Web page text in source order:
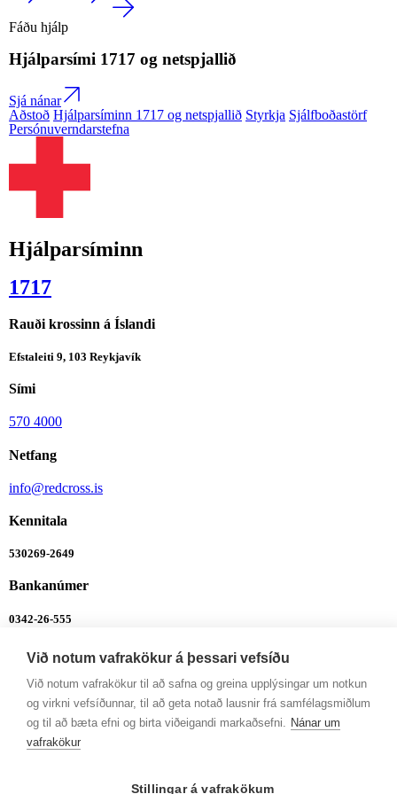
Fáðu hjálp
Hjálparsími 1717 og netspjallið
Sjá nánar
Aðstoð Hjálparsíminn 1717 og netspjallið Styrkja Sjálfboðastörf
Persónuverndarstefna
Hjálparsíminn
1717
Rauði krossinn á Íslandi
Efstaleiti 9, 103 Reykjavík
Sími
570 4000
Netfang
info@redcross.is
Kennitala
530269-2649
Bankanúmer
0342-26-555
Ábendingalína
Ábendingalína
Opnunartímar
Mán-Fim: 9-12 og 13-16
Við notum vafrakökur á þessari vefsíðu
Við notum vafrakökur til að safna og greina upplýsingar um notkun
og virkni vefsíðunnar, til að geta notað lausnir frá samfélagsmiðlum
og til að bæta efni og birta viðeigandi markaðsefni. Nánar um
vafrakökur
Stillingar á vafrakökum